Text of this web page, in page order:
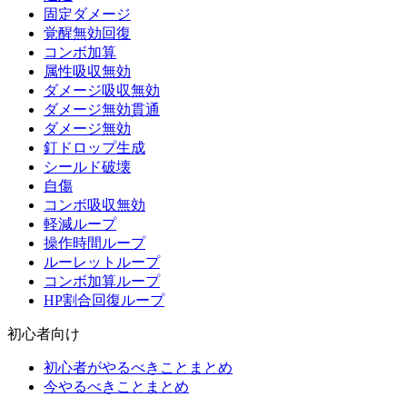
固定ダメージ
覚醒無効回復
コンボ加算
属性吸収無効
ダメージ吸収無効
ダメージ無効貫通
ダメージ無効
釘ドロップ生成
シールド破壊
自傷
コンボ吸収無効
軽減ループ
操作時間ループ
ルーレットループ
コンボ加算ループ
HP割合回復ループ
初心者向け
初心者がやるべきことまとめ
今やるべきことまとめ